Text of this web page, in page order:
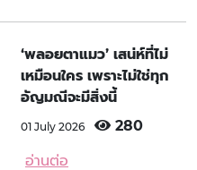
‘พลอยตาแมว’ เสน่ห์ที่ไม่
เหมือนใคร เพราะไม่ใช่ทุก
อัญมณีจะมีสิ่งนี้
01 July 2026 280
อ่านต่อ